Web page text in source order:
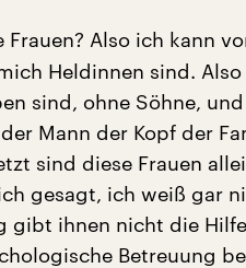
Frauen? Also ich kann
Heldinnen sind.
sind, ohne Söhne,
Mann der Kopf der
sind diese Frauen
gesagt, ich weiß gar
gibt ihnen nicht die
Betreuung